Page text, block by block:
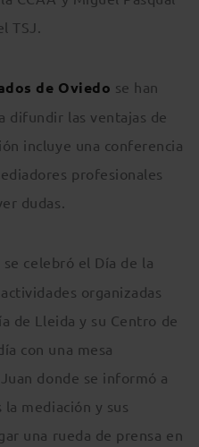
TSJ.
de Oviedo se han
difundir las ventajas de
incluye una conferencia
profesionales
dudas.
se celebró el Día de la
organizadas
de Lleida y su Centro de
con una mesa
donde se informó a
la mediación y sus
una rueda de prensa en